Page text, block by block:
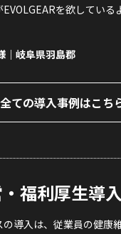
を欲している
｜岐阜県羽島郡
全ての導入事例はこち
福利厚生導
導入は、従業員の健康